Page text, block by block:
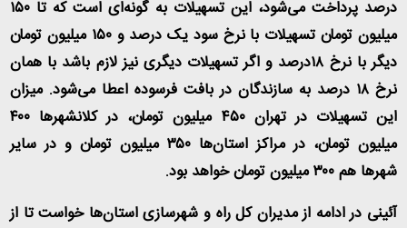
درصد پرداخت می‌شود، این تسهیلات به گونه‌ای است که تا ۱۵۰
میلیون تومان تسهیلات با نرخ سود یک درصد و ۱۵۰ میلیون تومان
دیگر با نرخ ۱۸درصد و اگر تسهیلات دیگری نیز لازم باشد با همان
نرخ ۱۸ درصد به سازندگان در بافت فرسوده اعطا می‌شود. میزان
این تسهیلات در تهران ۴۵۰ میلیون تومان، در کلانشهرها ۴۰۰
میلیون تومان، در مراکز استان‌ها ۳۵۰ میلیون تومان و در سایر
شهرها هم ۳۰۰ میلیون تومان خواهد بود
.
آئینی در ادامه از مدیران کل راه و شهرسازی استان‌ها خواست تا از